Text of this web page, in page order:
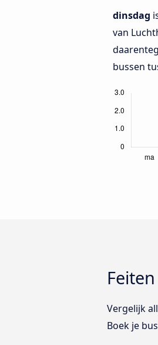
dinsdag
van
bussen
Vergelijk
Boek je